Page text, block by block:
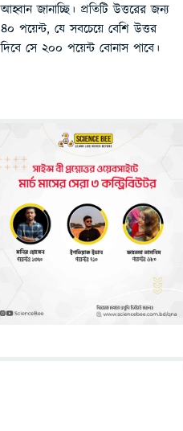
আহ্বান জানাচ্ছি। প্রতিটি উত্তরের জন্য
৪০ পয়েন্ট, যে সবচেয়ে বেশি উত্তর
দিবে সে ২০০ পয়েন্ট বোনাস পাবে।